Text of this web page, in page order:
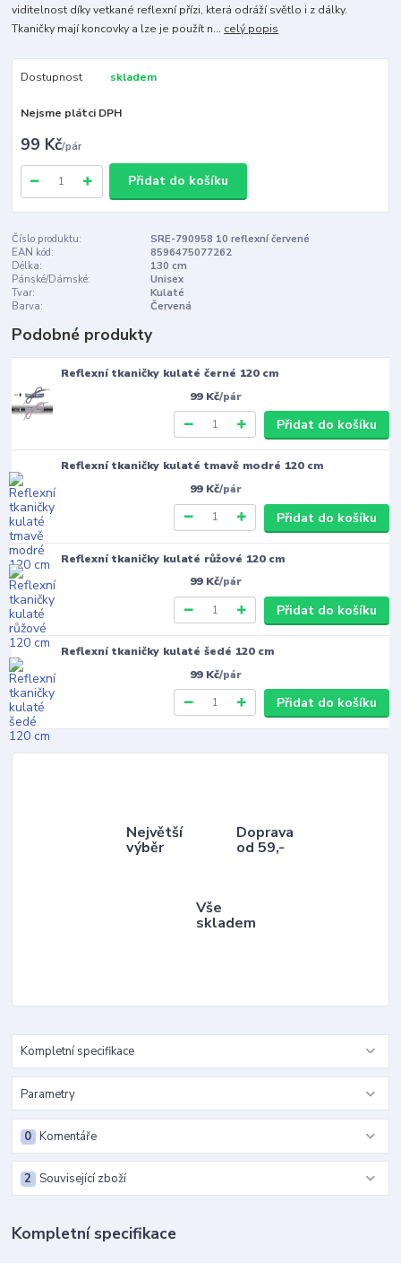
viditelnost díky vetkané reflexní přízi, která odráží světlo i z dálky.
Tkaničky mají koncovky a lze je použít n... celý popis
Dostupnost skladem
Nejsme plátci DPH
99 Kč/pár
Přidat do košíku
Číslo produktu:
SRE-790958 10 reflexní červené
EAN kód:
8596475077262
Délka:
130 cm
Pánské/Dámské:
Unisex
Tvar:
Kulaté
Barva:
Červená
Podobné produkty
Reflexní tkaničky kulaté černé 120 cm
99 Kč/pár
Přidat do košíku
Reflexní tkaničky kulaté tmavě modré 120 cm
99 Kč/pár
Přidat do košíku
Reflexní tkaničky kulaté růžové 120 cm
99 Kč/pár
Přidat do košíku
Reflexní tkaničky kulaté šedé 120 cm
99 Kč/pár
Přidat do košíku
Největší
výběr
Doprava
od 59,-
Vše
skladem
Kompletní specifikace
Parametry
Komentáře
0
Související zboží
2
Kompletní specifikace